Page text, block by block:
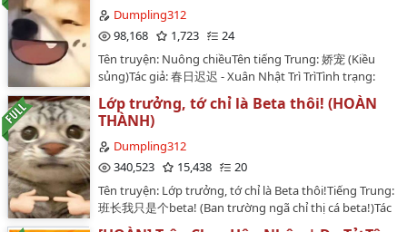
Dumpling312
98,168
1,723
24
Tên truyện: Nuông chiềuTên tiếng Trung: 娇宠 (Kiều
sủng)Tác giả: 春日迟迟 - Xuân Nhật Trì TrìTình trạng:
hoàn thànhSố chương: 18 chương + 5 ngoại
truyệnTình trạng: hoàn thànhNgày bắt đầu:
19/5/2023Ngày hoàn thành: (quên rồi)Thể loại: hiện
đại, HE, song tính, pissking, nuoctieuplay, cưới trước
yêu sauTóm tắt: Bí mật từ nhỏ đến lớn mà cậu cất công
Lớp trưởng, tớ chỉ là Beta thôi! (HOÀN
THÀNH)
Dumpling312
340,523
15,438
20
Tên truyện: Lớp trưởng, tớ chỉ là Beta thôi!Tiếng Trung:
班长我只是个beta! (Ban trường ngã chỉ thị cá beta!)Tác
giả: 二二 - Nhị Nhị (22)Editor: Bánh Bao